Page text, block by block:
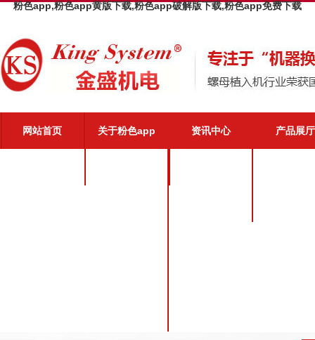
粉色app,粉色app黄版下载,粉色app破解版下载,粉色app免费下载
网站首页 关于粉色app 资讯中心 产品展厅